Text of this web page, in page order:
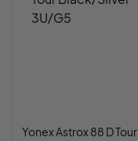
Yonex Astrox 88 D Tour